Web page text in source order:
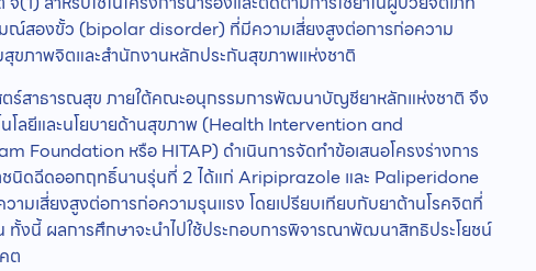
ณ์สองขั้ว (bipolar disorder) ที่มีความเสี่ยงสูงต่อการก่อความ
ขภาพจิตและสำนักงานหลักประกันสุขภาพแห่งชาติ
ร์สาธารณสุข ภายใต้คณะอนุกรรมการพัฒนาบัญชียาหลักแห่งชาติ จึง
นโลยีและนโยบายด้านสุขภาพ (Health Intervention and
Foundation หรือ HITAP) ดำเนินการจัดทำข้อเสนอโครงร่างการ
ชนิดฉีดออกฤทธิ์นานรุ่นที่ 2 ได้แก่ Aripiprazole และ Paliperidone
ามเสี่ยงสูงต่อการก่อความรุนแรง โดยเปรียบเทียบกับยาต้านโรคจิตที่
งนี้ ผลการศึกษาจะนำไปใช้ประกอบการพิจารณาพัฒนาสิทธิประโยชน์
ต